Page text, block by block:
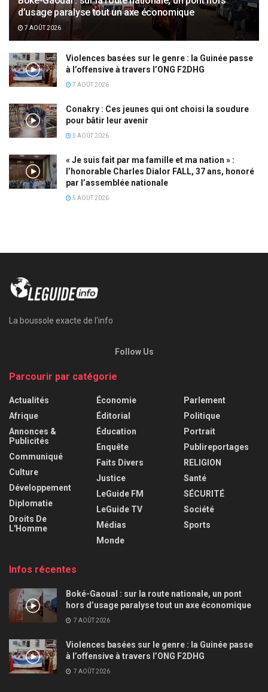
d’usage paralyse tout un axe économique
7 AOÛT 2026
Violences basées sur le genre : la Guinée passe
à l’offensive à travers l’ONG F2DHG
7 AOÛT 2026
Conakry : Ces jeunes qui ont choisi la soudure
pour bâtir leur avenir
5 AOÛT 2026
« Je suis fait par ma famille et ma nation » :
l’honorable Charles Dialor FALL, 37 ans, honoré
par l’assemblée nationale
5 AOÛT 2026
La boussole exacte de l'info
Follow Us
Parcourir par catégorie
Actualités
Afrique
Annonces &
Publicités
Communiqué
Culture
Développement
Diplomatie
Droits De
L'Homme
Économie
Éditorial
Éducation
Enquête
Faits Divers
Justice
LeGuide FM
LeGuide TV
Médias
Monde
Parlement
Politique
Portrait
Publireportages
RELIGION
Santé
SÉCURITÉ
Société
Sports
Infos récentes
Boké-Gaoual : sur la route nationale, un pont
hors d’usage paralyse tout un axe économique
7 AOÛT 2026
Violences basées sur le genre : la Guinée passe
à l’offensive à travers l’ONG F2DHG
7 AOÛT 2026